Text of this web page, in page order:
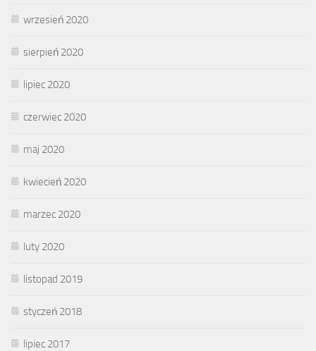
wrzesień 2020
sierpień 2020
lipiec 2020
czerwiec 2020
maj 2020
kwiecień 2020
marzec 2020
luty 2020
listopad 2019
styczeń 2018
lipiec 2017